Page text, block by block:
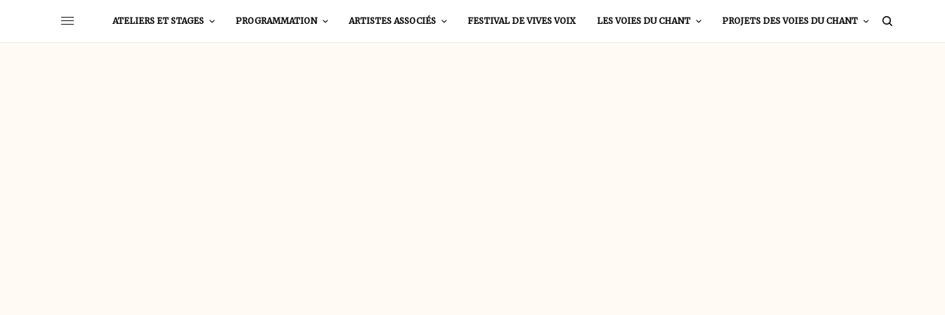
ATELIERS ET STAGES PROGRAMMATION ARTISTES ASSOCIÉS FESTIVAL DE VIVES VOIX LES VOIES DU CHANT PROJETS DES VOIES DU CHANT